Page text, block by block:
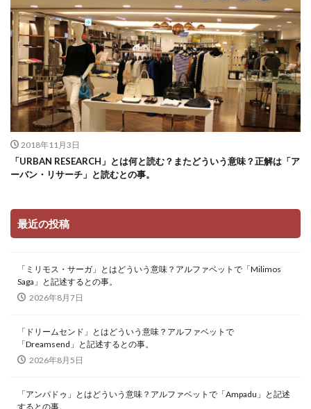
2018年11月3日
「URBAN RESEARCH」とは何と読む？またどういう意味？正解は「ア
ーバン・リサーチ」と読むとの事。
最近の投稿
「ミリモス・サーガ」とはどういう意味？アルファベットで「Milimos
Saga」と記述するとの事。
2026年8月7日
「ドリームセンド」とはどういう意味？アルファベットで
「Dreamsend」と記述するとの事。
2026年8月5日
「アンパドゥ」とはどういう意味？アルファベットで「Ampadu」と記述
するとの事。